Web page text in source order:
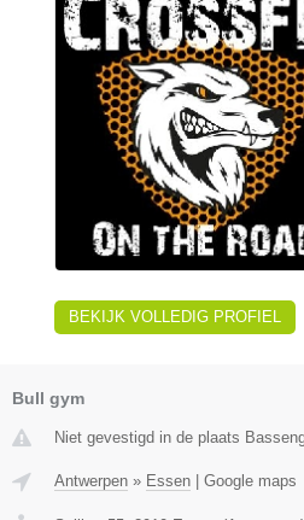
BEKIJK VOLLEDIG PROFIEL
Bull gym
Niet gevestigd in de plaats
Antwerpen » Essen Google maps